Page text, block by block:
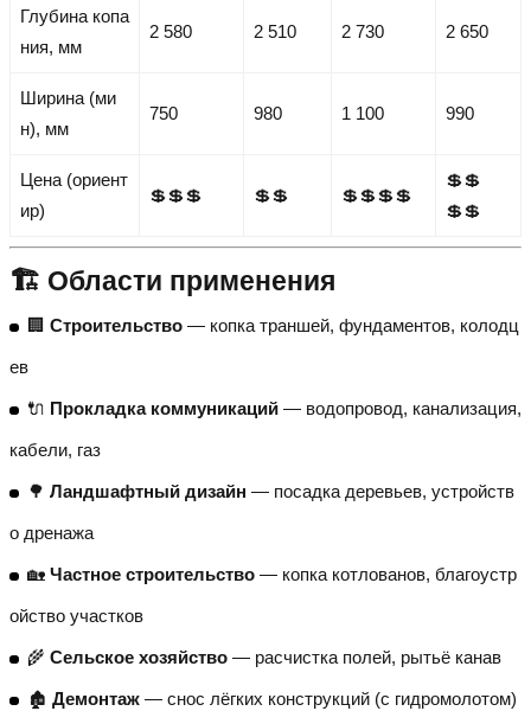
Глубина копа
ния, мм
2 580 2 510 2 730 2 650
Ширина (ми
н), мм
750 980 1 100 990
Цена (ориент
ир)
💲💲💲 💲💲 💲💲💲💲
💲💲
💲💲
🏗️ Области применения
🏢 Строительство — копка траншей, фундаментов, колодц
ев
🔌 Прокладка коммуникаций — водопровод, канализация,
кабели, газ
🌳 Ландшафтный дизайн — посадка деревьев, устройств
о дренажа
🏡 Частное строительство — копка котлованов, благоустр
ойство участков
🌾 Сельское хозяйство — расчистка полей, рытьё канав
🏚️ Демонтаж — снос лёгких конструкций (с гидромолотом)